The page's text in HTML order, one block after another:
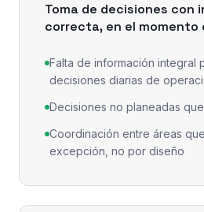
Toma de decisiones con
correcta, en el momento
Falta de información integral
decisiones diarias de
Decisiones no planeadas
Coordinación entre áreas
excepción, no por diseño